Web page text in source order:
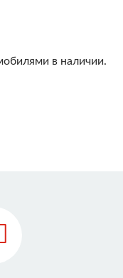
в наличии.